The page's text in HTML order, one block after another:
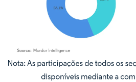
Imagem © Mordor Intelligence. O reuso